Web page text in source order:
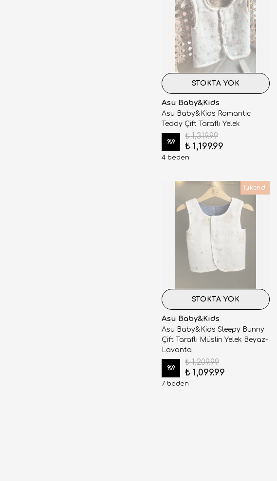
STOKTA YOK
Asu Baby&Kids
Asu Baby&Kids Romantic
Teddy Çift Taraflı Yelek
%9
₺ 1,319.99
₺ 1,199.99
4 beden
Tükendi
STOKTA YOK
Asu Baby&Kids
Asu Baby&Kids Sleepy Bunny
Çift Taraflı Müslin Yelek Beyaz-
Lavanta
%9
₺ 1,209.99
₺ 1,099.99
7 beden